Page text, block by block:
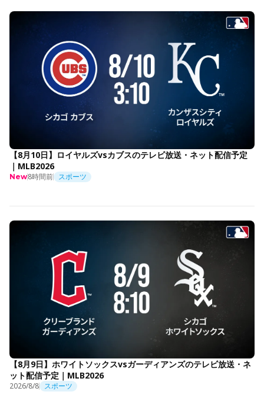
【8月10日】ロイヤルズvsカブスのテレビ放送・ネット配信予定
｜MLB2026
New8時間前 スポーツ
【8月9日】ホワイトソックスvsガーディアンズのテレビ放送・ネ
ット配信予定｜MLB2026
2026/8/8 スポーツ